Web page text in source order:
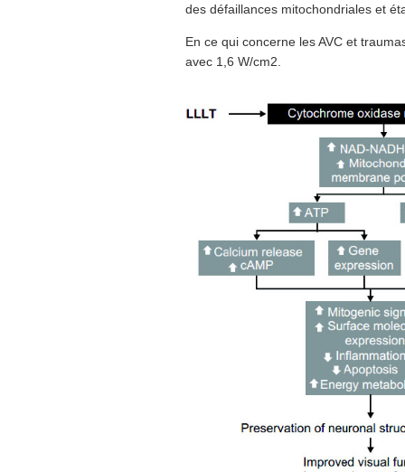
des défaillances mitochondriales et
En ce qui concerne les AVC et
avec 1,6 W/cm2.